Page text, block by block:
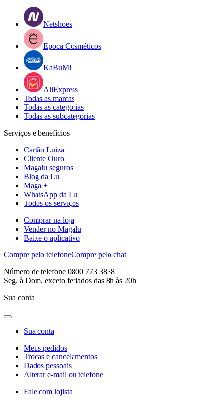
Netshoes
Epoca Cosméticos
KaBuM!
AliExpress
Todas as marcas
Todas as categorias
Todas as subcategorias
Serviços e benefícios
Cartão Luiza
Cliente Ouro
Magalu seguros
Blog da Lu
Maga +
WhatsApp da Lu
Todos os serviços
Comprar na loja
Vender no Magalu
Baixe o aplicativo
Compre pelo telefoneCompre pelo chat
Número de telefone 0800 773 3838
Seg. à Dom. exceto feriados das 8h às 20h
Sua conta
Sua conta
Meus pedidos
Trocas e cancelamentos
Dados pessoais
Alterar e-mail ou telefone
Fale com lojista